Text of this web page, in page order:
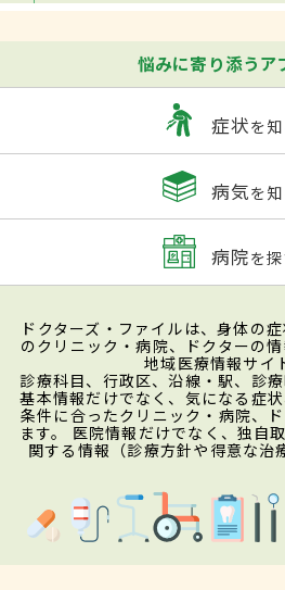
悩みに寄り添うア
症状を
病気を
病院を
ドクターズ・ファイルは、身体の
のクリニック・病院、ドクターの
地域医療情報サイ
診療科目、行政区、沿線・駅、診
基本情報だけでなく、気になる症
条件に合ったクリニック・病院、
ます。 医院情報だけでなく、独自
関する情報（診療方針や得意な治